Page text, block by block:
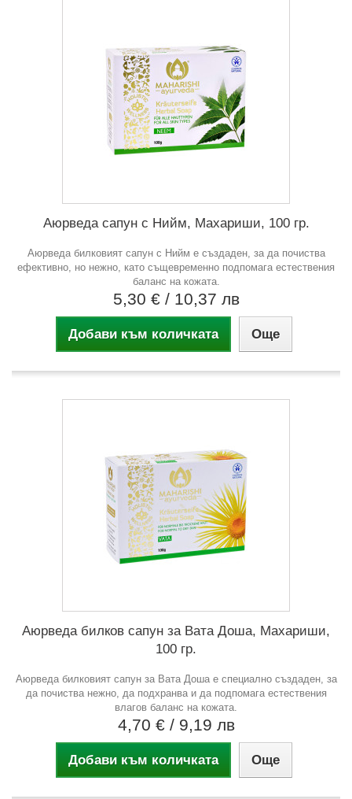
Аюрведа сапун с Нийм, Махариши, 100 гр.
Аюрведа билковият сапун с Нийм е създаден, за да почиства
ефективно, но нежно, като същевременно подпомага естествения
баланс на кожата.
5,30 € / 10,37 лв
Добави към количката Още
Аюрведа билков сапун за Вата Доша, Махариши,
100 гр.
Аюрведа билковият сапун за Вата Доша е специално създаден, за
да почиства нежно, да подхранва и да подпомага естествения
влагов баланс на кожата.
4,70 € / 9,19 лв
Добави към количката Още